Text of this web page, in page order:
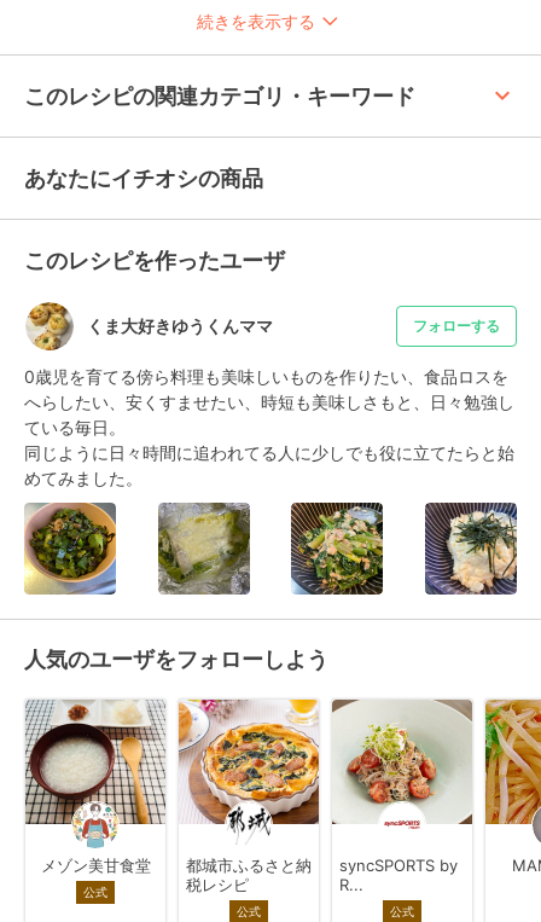
続きを表示する
このレシピの関連カテゴリ・キーワード keyboard_arrow_up
あなたにイチオシの商品
このレシピを作ったユーザ
くま大好きゆうくんママ フォローする
0歳児を育てる傍ら料理も美味しいものを作りたい、食品ロスを
へらしたい、安くすませたい、時短も美味しさもと、日々勉強し
ている毎日。
同じように日々時間に追われてる人に少しでも役に立てたらと始
めてみました。
人気のユーザをフォローしよう
メゾン美甘食堂
公式
都城市ふるさと納
税レシピ
公式
syncSPORTS by
R...
公式